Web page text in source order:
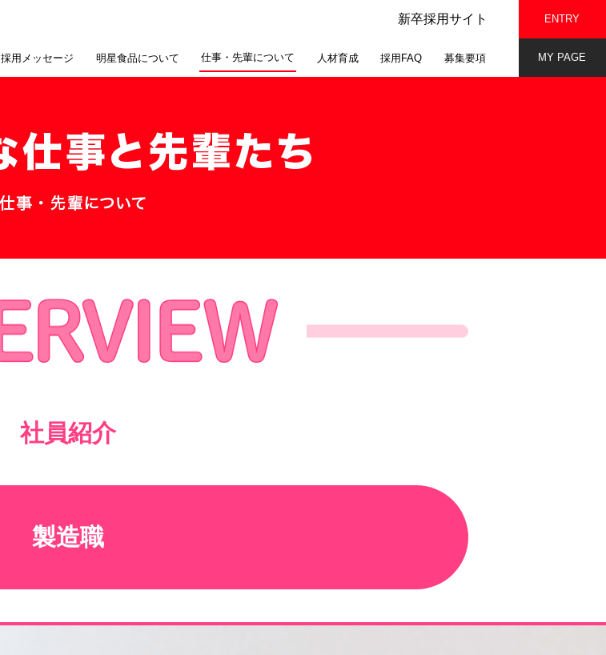
新卒採用サイト
採用メッセージ 明星食品について 仕事・先輩について 人材育成 採用FAQ 募集要項
ENTRY
MY PAGE
社員紹介
製造職